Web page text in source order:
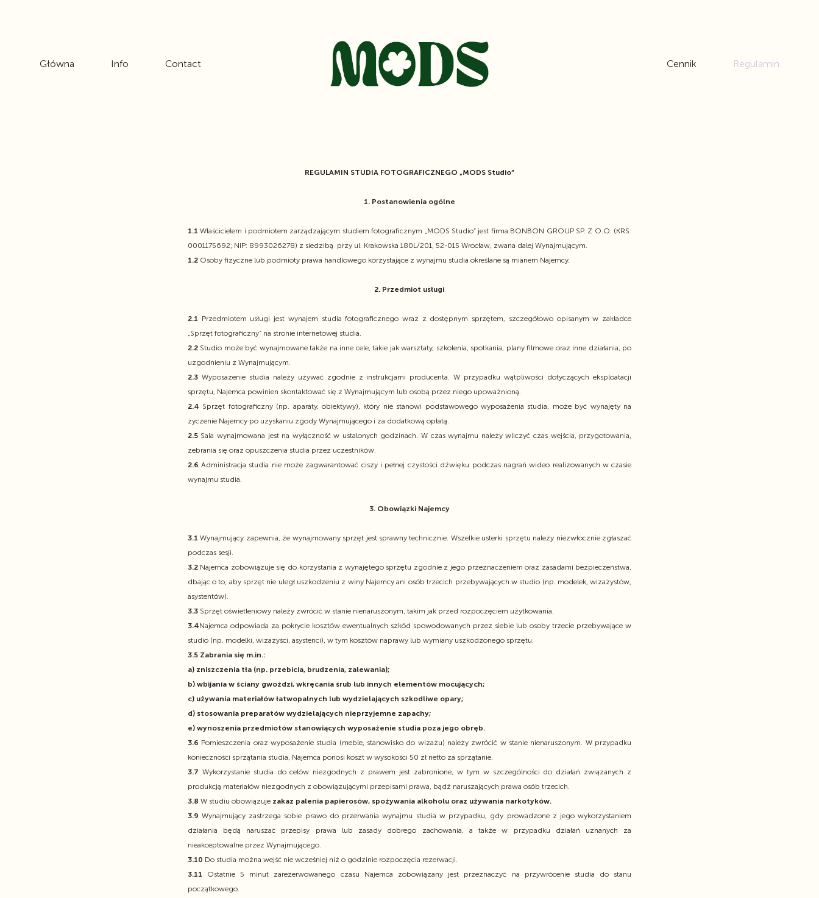
Główna Info Contact Cennik Regulamin
REGULAMIN STUDIA FOTOGRAFICZNEGO „MODS Studio”
1. Postanowienia ogólne
1.1 Właścicielem i podmiotem zarządzającym studiem fotograficznym „MODS Studio” jest firma BONBON GROUP SP. Z O.O. (KRS:
0001175692; NIP: 8993026278) z siedzibą przy ul. Krakowska 180L/201, 52-015 Wrocław, zwana dalej Wynajmującym.
1.2Osoby fizyczne lub podmioty prawa handlowego korzystające z wynajmu studia określane są mianem Najemcy.
2. Przedmiot usługi
2.1 Przedmiotem usługi jest wynajem studia fotograficznego wraz z dostępnym sprzętem, szczegółowo opisanym w zakładce
„Sprzęt fotograficzny” na stronie internetowej studia.
2.2Studio może być wynajmowane także na inne cele, takie jak warsztaty, szkolenia, spotkania, plany filmowe oraz inne działania, po
uzgodnieniu z Wynajmującym.
2.3Wyposażenie studia należy używać zgodnie z instrukcjami producenta. W przypadku wątpliwości dotyczących eksploatacji
sprzętu, Najemca powinien skontaktować się z Wynajmującym lub osobą przez niego upoważnioną.
2.4 Sprzęt fotograficzny (np. aparaty, obiektywy), który nie stanowi podstawowego wyposażenia studia, może być wynajęty na
życzenie Najemcy po uzyskaniu zgody Wynajmującego i za dodatkową opłatą.
2.5Sala wynajmowana jest na wyłączność w ustalonych godzinach. W czas wynajmu należy wliczyć czas wejścia, przygotowania,
zebrania się oraz opuszczenia studia przez uczestników.
2.6 Administracja studia nie może zagwarantować ciszy i pełnej czystości dźwięku podczas nagrań wideo realizowanych w czasie
wynajmu studia.
3. Obowiązki Najemcy
3.1Wynajmujący zapewnia, że wynajmowany sprzęt jest sprawny technicznie. Wszelkie usterki sprzętu należy niezwłocznie zgłaszać
podczas sesji.
3.2 Najemca zobowiązuje się do korzystania z wynajętego sprzętu zgodnie z jego przeznaczeniem oraz zasadami bezpieczeństwa,
dbając o to, aby sprzęt nie uległ uszkodzeniu z winy Najemcy ani osób trzecich przebywających w studio (np. modelek, wizażystów,
asystentów).
3.3 Sprzęt oświetleniowy należy zwrócić w stanie nienaruszonym, takim jak przed rozpoczęciem użytkowania.
3.4Najemca odpowiada za pokrycie kosztów ewentualnych szkód spowodowanych przez siebie lub osoby trzecie przebywające w
studio (np. modelki, wizażyści, asystenci), w tym kosztów naprawy lub wymiany uszkodzonego sprzętu.
3.5 Zabrania się m.in.:
a) zniszczenia tła (np. przebicia, brudzenia, zalewania);
b) wbijania w ściany gwoździ, wkręcania śrub lub innych elementów mocujących;
c) używania materiałów łatwopalnych lub wydzielających szkodliwe opary;
d) stosowania preparatów wydzielających nieprzyjemne zapachy;
e) wynoszenia przedmiotów stanowiących wyposażenie studia poza jego obręb.
3.6 Pomieszczenia oraz wyposażenie studia (meble, stanowisko do wizażu) należy zwrócić w stanie nienaruszonym. W przypadku
konieczności sprzątania studia, Najemca ponosi koszt w wysokości 50 zł netto za sprzątanie.
3.7 Wykorzystanie studia do celów niezgodnych z prawem jest zabronione, w tym w szczególności do działań związanych z
produkcją materiałów niezgodnych z obowiązującymi przepisami prawa, bądź naruszających prawa osób trzecich.
3.8 W studiu obowiązuje zakaz palenia papierosów, spożywania alkoholu oraz używania narkotyków.
3.9Wynajmujący zastrzega sobie prawo do przerwania wynajmu studia w przypadku, gdy prowadzone z jego wykorzystaniem
działania będą naruszać przepisy prawa lub zasady dobrego zachowania, a także w przypadku działań uznanych za
nieakceptowalne przez Wynajmującego.
3.10 Do studia można wejść nie wcześniej niż o godzinie rozpoczęcia rezerwacji.
3.11 Ostatnie 5 minut zarezerwowanego czasu Najemca zobowiązany jest przeznaczyć na przywrócenie studia do stanu
początkowego.